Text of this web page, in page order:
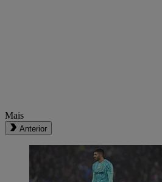
Mais
Anterior